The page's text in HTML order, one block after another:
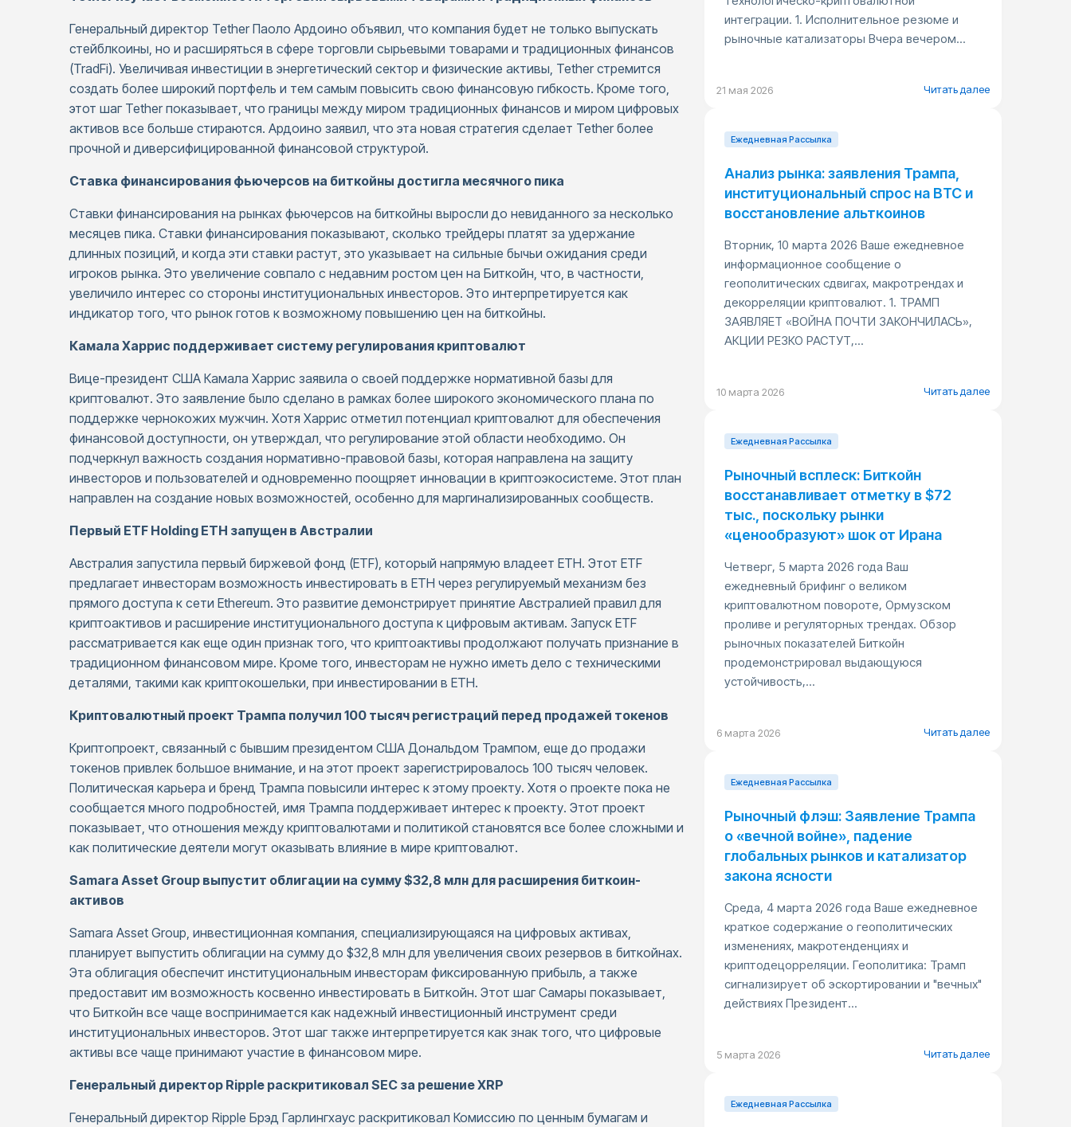
Генеральный директор Tether Паоло Ардоино объявил, что компания будет не только выпускать
стейблкоины, но и расширяться в сфере торговли сырьевыми товарами и традиционных финансов
(TradFi). Увеличивая инвестиции в энергетический сектор и физические активы, Tether стремится
создать более широкий портфель и тем самым повысить свою финансовую гибкость. Кроме того,
этот шаг Tether показывает, что границы между миром традиционных финансов и миром цифровых
активов все больше стираются. Ардоино заявил, что эта новая стратегия сделает Tether более
прочной и диверсифицированной финансовой структурой.
Ставка финансирования фьючерсов на биткойны достигла месячного пика
Ставки финансирования на рынках фьючерсов на биткойны выросли до невиданного за несколько
месяцев пика. Ставки финансирования показывают, сколько трейдеры платят за удержание
длинных позиций, и когда эти ставки растут, это указывает на сильные бычьи ожидания среди
игроков рынка. Это увеличение совпало с недавним ростом цен на Биткойн, что, в частности,
увеличило интерес со стороны институциональных инвесторов. Это интерпретируется как
индикатор того, что рынок готов к возможному повышению цен на биткойны.
Камала Харрис поддерживает систему регулирования криптовалют
Вице-президент США Камала Харрис заявила о своей поддержке нормативной базы для
криптовалют. Это заявление было сделано в рамках более широкого экономического плана по
поддержке чернокожих мужчин. Хотя Харрис отметил потенциал криптовалют для обеспечения
финансовой доступности, он утверждал, что регулирование этой области необходимо. Он
подчеркнул важность создания нормативно-правовой базы, которая направлена на защиту
инвесторов и пользователей и одновременно поощряет инновации в криптоэкосистеме. Этот план
направлен на создание новых возможностей, особенно для маргинализированных сообществ.
Первый ETF Holding ETH запущен в Австралии
Австралия запустила первый биржевой фонд (ETF), который напрямую владеет ETH. Этот ETF
предлагает инвесторам возможность инвестировать в ETH через регулируемый механизм без
прямого доступа к сети Ethereum. Это развитие демонстрирует принятие Австралией правил для
криптоактивов и расширение институционального доступа к цифровым активам. Запуск ETF
рассматривается как еще один признак того, что криптоактивы продолжают получать признание в
традиционном финансовом мире. Кроме того, инвесторам не нужно иметь дело с техническими
деталями, такими как криптокошельки, при инвестировании в ETH.
Криптовалютный проект Трампа получил 100 тысяч регистраций перед продажей токенов
Криптопроект, связанный с бывшим президентом США Дональдом Трампом, еще до продажи
токенов привлек большое внимание, и на этот проект зарегистрировалось 100 тысяч человек.
Политическая карьера и бренд Трампа повысили интерес к этому проекту. Хотя о проекте пока не
сообщается много подробностей, имя Трампа поддерживает интерес к проекту. Этот проект
показывает, что отношения между криптовалютами и политикой становятся все более сложными и
как политические деятели могут оказывать влияние в мире криптовалют.
Samara Asset Group выпустит облигации на сумму $32,8 млн для расширения биткоин-
активов
Samara Asset Group, инвестиционная компания, специализирующаяся на цифровых активах,
планирует выпустить облигации на сумму до $32,8 млн для увеличения своих резервов в биткойнах.
Эта облигация обеспечит институциональным инвесторам фиксированную прибыль, а также
предоставит им возможность косвенно инвестировать в Биткойн. Этот шаг Самары показывает,
что Биткойн все чаще воспринимается как надежный инвестиционный инструмент среди
институциональных инвесторов. Этот шаг также интерпретируется как знак того, что цифровые
активы все чаще принимают участие в финансовом мире.
Генеральный директор Ripple раскритиковал SEC за решение XRP
Генеральный директор Ripple Брэд Гарлингхаус раскритиковал Комиссию по ценным бумагам и
интеграции. 1. Исполнительное резюме и
рыночные катализаторы Вчера вечером...
21 мая 2026 Читать далее
Ежедневная Pассылка
Анализ рынка: заявления Трампа,
институциональный спрос на BTC и
восстановление альткоинов
Вторник, 10 марта 2026 Ваше ежедневное
информационное сообщение о
геополитических сдвигах, макротрендах и
декорреляции криптовалют. 1. ТРАМП
ЗАЯВЛЯЕТ «ВОЙНА ПОЧТИ ЗАКОНЧИЛАСЬ»,
АКЦИИ РЕЗКО РАСТУТ,...
10 марта 2026 Читать далее
Ежедневная Pассылка
Рыночный всплеск: Биткойн
восстанавливает отметку в $72
тыс., поскольку рынки
«ценообразуют» шок от Ирана
Четверг, 5 марта 2026 года Ваш
ежедневный брифинг о великом
криптовалютном повороте, Ормузском
проливе и регуляторных трендах. Обзор
рыночных показателей Биткойн
продемонстрировал выдающуюся
устойчивость,...
6 марта 2026 Читать далее
Ежедневная Pассылка
Рыночный флэш: Заявление Трампа
о «вечной войне», падение
глобальных рынков и катализатор
закона ясности
Среда, 4 марта 2026 года Ваше ежедневное
краткое содержание о геополитических
изменениях, макротенденциях и
криптодецорреляции. Геополитика: Трамп
сигнализирует об эскортировании и "вечных"
действиях Президент...
5 марта 2026 Читать далее
Ежедневная Pассылка